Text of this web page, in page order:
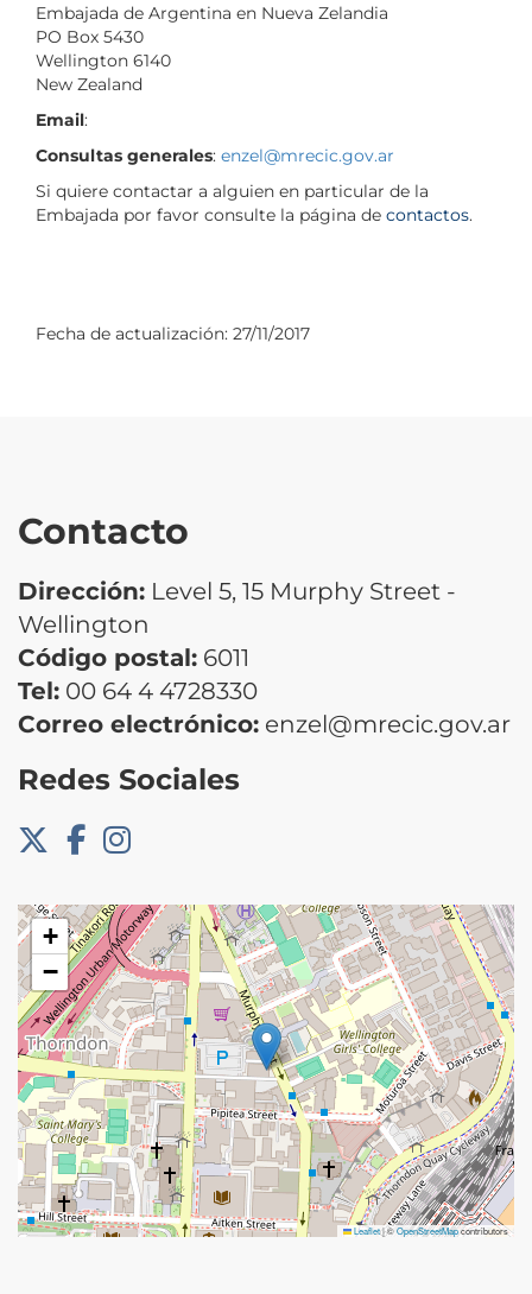
Embajada de Argentina en Nueva Zelandia
PO Box 5430
Wellington 6140
New Zealand
Email:
Consultas generales: enzel@mrecic.gov.ar
Si quiere contactar a alguien en particular de la
Embajada por favor consulte la página de contactos.
Fecha de actualización: 27/11/2017
Contacto
Dirección: Level 5, 15 Murphy Street -
Wellington
Código postal: 6011
Tel: 00 64 4 4728330
Correo electrónico: enzel@mrecic.gov.ar
Redes Sociales
+
−
Leaflet|©OpenStreetMapcontributors